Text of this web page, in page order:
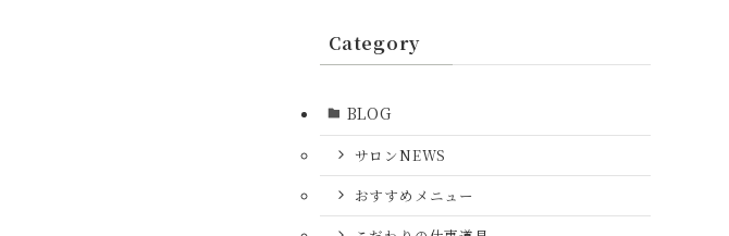
Category
BLOG
サロンNEWS
おすすめメニュー